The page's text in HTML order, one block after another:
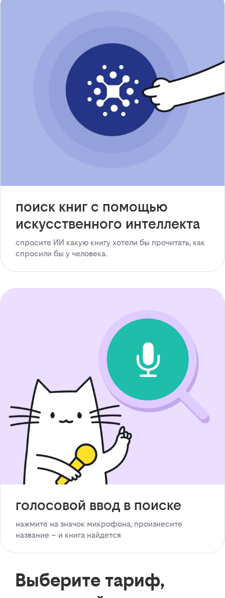
поиск книг с помощью
искусственного интеллекта
спросите ИИ какую книгу хотели бы прочитать, как
спросили бы у человека.
голосовой ввод в поиске
нажмите на значок микрофона, произнесите
название – и книга найдется
Выберите тариф,